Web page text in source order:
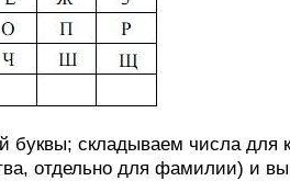
буквы; складываем числа для
отдельно для фамилии) и